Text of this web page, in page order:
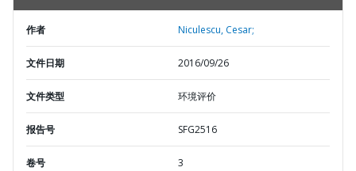
作者 Niculescu, Cesar;
文件日期 2016/09/26
文件类型 环境评价
报告号 SFG2516
卷号 3